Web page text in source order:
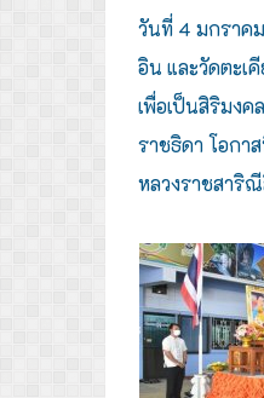
วันที่ 4 มกราค
อิน และวัดตะเ
เพื่อเป็นสิริมง
ราชธิดาโอกา
หลวงราชสาริ